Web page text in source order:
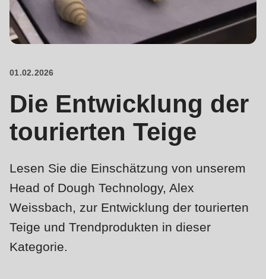
Vereinigte Staaten · DE
Events
is
deprecated
in
>Drupal\rondo_contact\
()
592
modules/custom/rondo_contact/src/ContactService.php
Deprecated
mb_substr():
Passing
01.02.2026
Die Entwicklung der
tourierten Teige
Lesen Sie die Einschätzung von unserem
Head of Dough Technology, Alex
Weissbach, zur Entwicklung der tourierten
Teige und Trendprodukten in dieser
Kategorie.